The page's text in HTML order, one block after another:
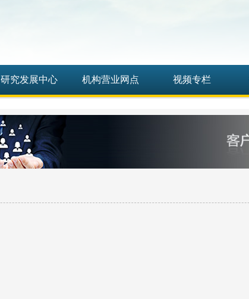
研究发展中心 机构营业网点 视频专栏